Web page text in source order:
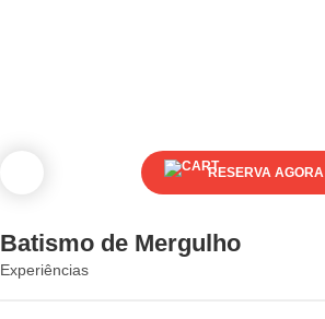
RESERVA AGORA
Batismo de Mergulho
Experiências